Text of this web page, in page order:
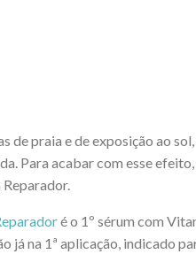
de praia e de exposição ao
Para acabar com esse
é o 1º sérum com
já na 1ª aplicação, indicado